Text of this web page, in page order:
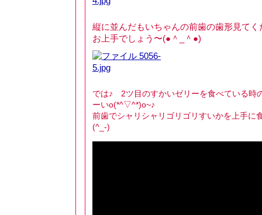
縦に並んだもいちゃんの前歯の歯形見て
お上手でしょう〜(●＾_＾●)
では♪ 2ツ目のすかいゼリーを食べている時
ーいo(*^▽^*)o~♪
前歯でシャリシャリゴリゴリすいかを上手に
(^_-)